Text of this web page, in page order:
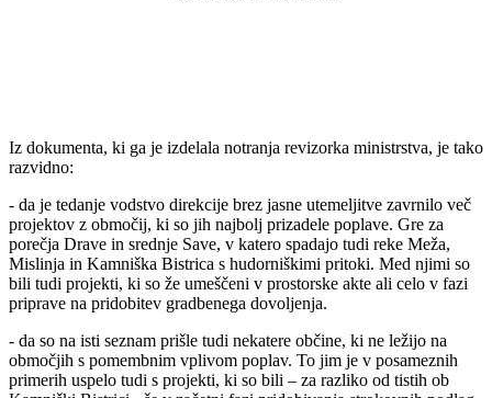
Iz dokumenta, ki ga je izdelala notranja revizorka ministrstva, je tako
razvidno:
- da je tedanje vodstvo direkcije brez jasne utemeljitve zavrnilo več
projektov z območij, ki so jih najbolj prizadele poplave. Gre za
porečja Drave in srednje Save, v katero spadajo tudi reke Meža,
Mislinja in Kamniška Bistrica s hudorniškimi pritoki. Med njimi so
bili tudi projekti, ki so že umeščeni v prostorske akte ali celo v fazi
priprave na pridobitev gradbenega dovoljenja.
- da so na isti seznam prišle tudi nekatere občine, ki ne ležijo na
območjih s pomembnim vplivom poplav. To jim je v posameznih
primerih uspelo tudi s projekti, ki so bili – za razliko od tistih ob